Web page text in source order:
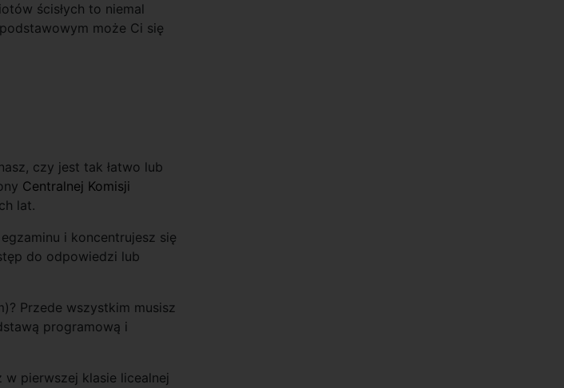
ścisłych to niemal
może Ci się
czy jest tak łatwo lub
Centralnej Komisji
lat.
i koncentrujesz się
do odpowiedzi lub
Przede wszystkim musisz
programową i
w pierwszej klasie licealnej